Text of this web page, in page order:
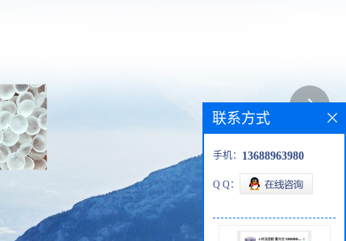
联系方式
手机： 13688963980
Q Q：